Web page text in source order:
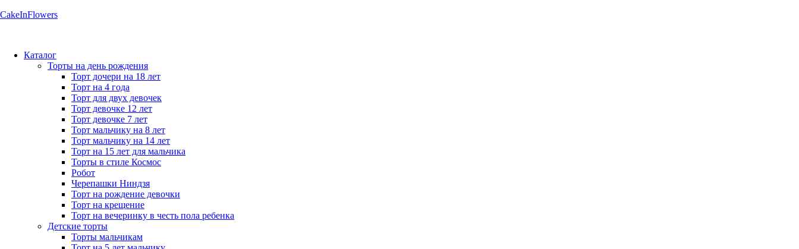
CakeInFlowers
Каталог
Торты на день рождения
Торт дочери на 18 лет
Торт на 4 года
Торт для двух девочек
Торт девочке 12 лет
Торт девочке 7 лет
Торт мальчику на 8 лет
Торт мальчику на 14 лет
Торт на 15 лет для мальчика
Торты в стиле Космос
Робот
Черепашки Ниндзя
Торт на рождение девочки
Торт на крещение
Торт на вечеринку в честь пола ребенка
Детские торты
Торты мальчикам